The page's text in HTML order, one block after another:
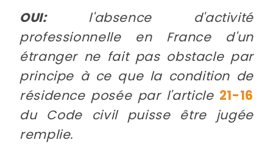
OUI:l'absence d'activité
professionnelle en France d'un
étranger ne fait pas obstacle par
principe à ce que la condition de
résidence posée par l'article 21-16
du Code civil puisse être jugée
remplie.